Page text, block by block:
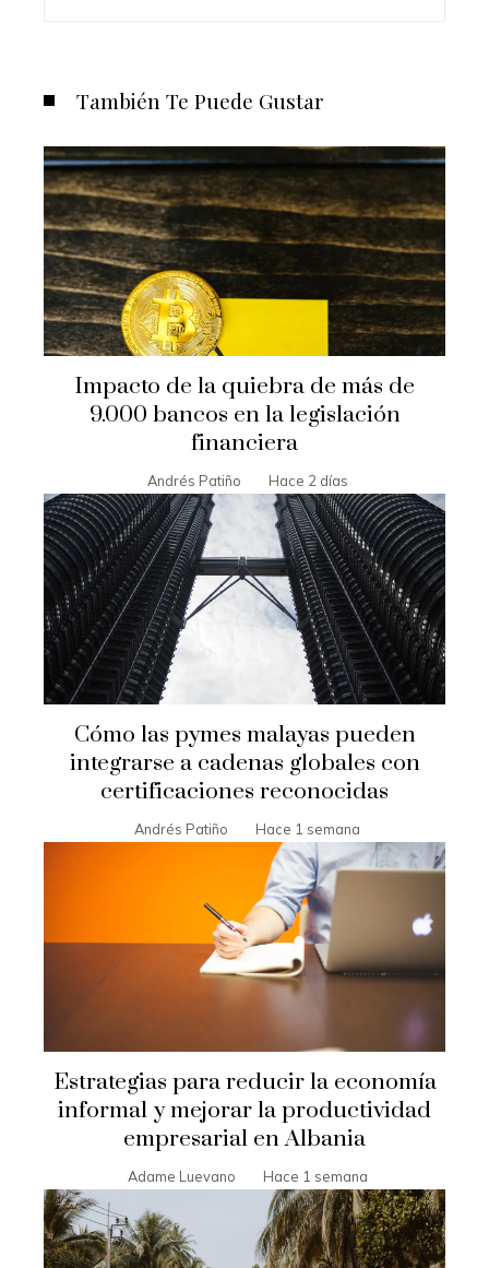
También Te Puede Gustar
Impacto de la quiebra de más de
9.000 bancos en la legislación
financiera
Andrés Patiño Hace 2 días
Cómo las pymes malayas pueden
integrarse a cadenas globales con
certificaciones reconocidas
Andrés Patiño Hace 1 semana
Estrategias para reducir la economía
informal y mejorar la productividad
empresarial en Albania
Adame Luevano Hace 1 semana